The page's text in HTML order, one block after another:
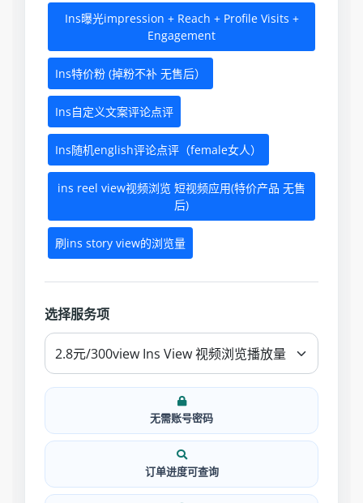
Ins曝光impression + Reach + Profile Visits +
Engagement
Ins特价粉 (掉粉不补 无售后）
Ins自定义文案评论点评
Ins随机english评论点评（female女人）
ins reel view视频浏览 短视频应用(特价产品 无售
后)
刷ins story view的浏览量
选择服务项
无需账号密码
订单进度可查询